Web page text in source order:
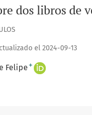
dos libros de
el 2024-09-13
Felipe +